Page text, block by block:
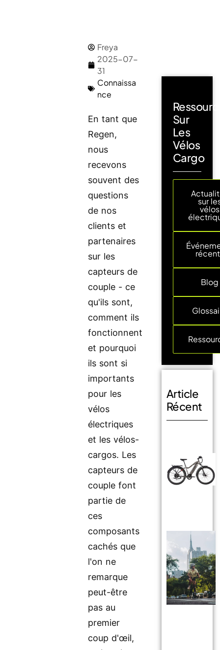
Freya
2025-07-
31
Connaissa
nce
En tant que
Regen,
nous
recevons
souvent des
questions
de nos
clients et
partenaires
sur les
capteurs de
couple - ce
qu'ils sont,
comment ils
fonctionnent
et pourquoi
ils sont si
importants
pour les
vélos
électriques
et les vélos-
cargos. Les
capteurs de
couple font
partie de
ces
composants
cachés que
l'on ne
remarque
peut-être
pas au
premier
coup d'œil,
Sur
Les
Vélos
Cargo
sur
vélos
Blog
Article
Récent